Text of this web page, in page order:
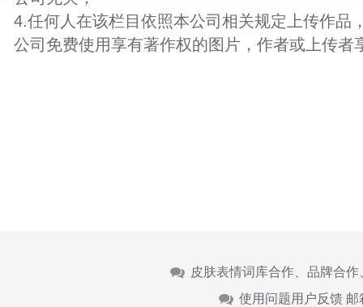
4.任何人在该栏目依照本公司相关规定上传作品
公司免费使用享有著作权的图片，作者或上传者
皮肤表情词库合作、品牌合
使用问题用户反馈 邮